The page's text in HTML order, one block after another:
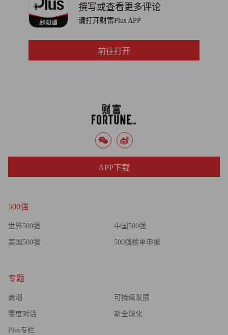
卡斯表示：“这明显是历史上最大的财务丑闻和悬案。”
（Warren Commission，在肯尼迪总统遇刺后负责调查该案
撰写或查看更多评论
请打开财富Plus APP
前往打开
500强
世界500强 中国500强
美国500强 500强榜单申报
专题
商潮 可持续发展
零度对话 新全球化
Plus专栏
APP下载